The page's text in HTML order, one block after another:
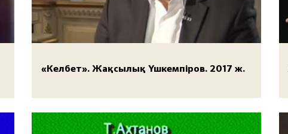
«Келбет». Жақсылық Үшкемпіров. 2017 ж.